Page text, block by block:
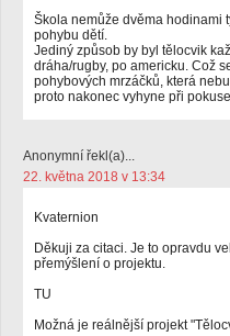
Škola nemůže dvěma hodinami
pohybu dětí.
Jediný způsob by byl tělocvik
dráha/rugby, po americku. Což
pohybových mrzáčků, která
proto nakonec vyhyne při
Anonymní řekl(a)...
22. května 2018 v 13:34
Kvaternion
Děkuji za citaci. Je to opravdu
přemýšlení o projektu.
TU
Možná je reálnější projekt